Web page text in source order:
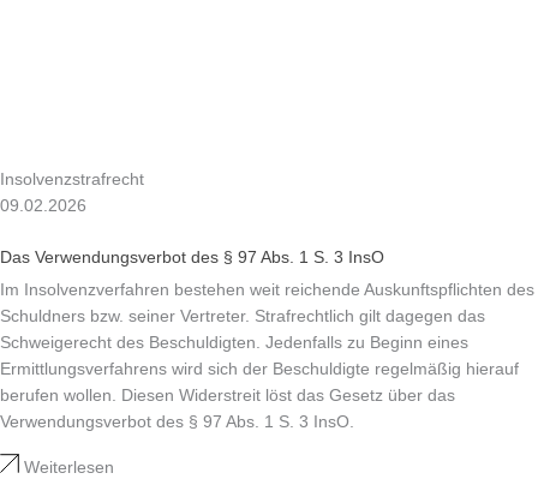
Insolvenzstrafrecht
09.02.2026
Das Verwendungsverbot des § 97 Abs. 1 S. 3 InsO
Im Insolvenzverfahren bestehen weit reichende Auskunftspflichten des
Schuldners bzw. seiner Vertreter. Strafrechtlich gilt dagegen das
Schweigerecht des Beschuldigten. Jedenfalls zu Beginn eines
Ermittlungsverfahrens wird sich der Beschuldigte regelmäßig hierauf
berufen wollen. Diesen Widerstreit löst das Gesetz über das
Verwendungsverbot des § 97 Abs. 1 S. 3 InsO.
Weiterlesen